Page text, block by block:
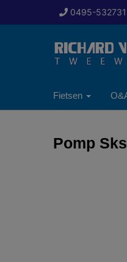
0495-532731
Fietsen
Pomp